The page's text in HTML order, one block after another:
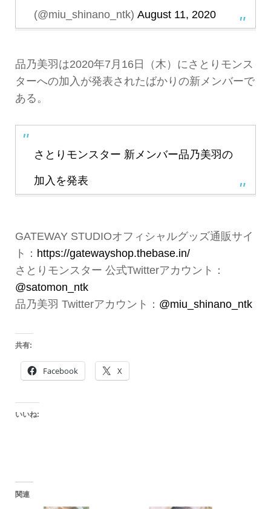
(@miu_shinano_ntk) August 11, 2020
品乃美羽は2020年7月16日（木）にさとりモンス
ターへの加入が発表されたばかりの新メンバーで
ある。
さとりモンスター 新メンバー品乃美羽の
加入を発表
GATEWAY STUDIOオフィシャルグッズ通販サイ
ト： https://gatewayshop.thebase.in/
さとりモンスター 公式Twitterアカウント：
@satomon_ntk
品乃美羽 Twitterアカウント： @miu_shinano_ntk
共有:
Facebook X
いいね:
関連